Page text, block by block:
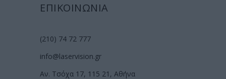
ΕΠΙΚΟΙΝΩΝΙΑ
(210) 74 72 777
info@laservision.gr
Αν. Τσόχα 17, 115 21, Αθήνα